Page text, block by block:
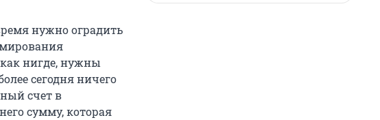
нужно оградить
нигде, нужны
сегодня ничего
счет в
сумму, которая